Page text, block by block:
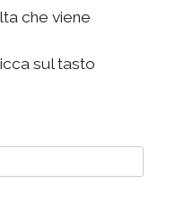
che viene
sul tasto